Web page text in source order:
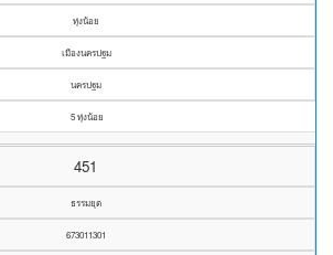
ทุ่งน้อย
เมืองนครปฐม
นครปฐม
5 ทุ่งน้อย
451
ธรรมยุต
673011301